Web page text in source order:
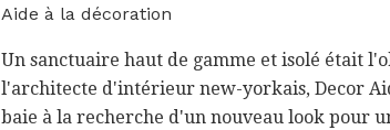
Aide à la décoration
Un sanctuaire haut de gamme et isolé était
l'architecte d'intérieur new-yorkais, Decor
baie à la recherche d'un nouveau look pour